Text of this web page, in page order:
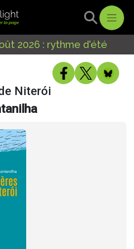
2026 : rythme d'été
Niterói